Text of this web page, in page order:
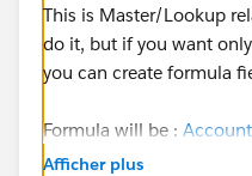
This is Master/Lookup
do it, but if you want
you can create formula
Formula will be :
Afficher plus